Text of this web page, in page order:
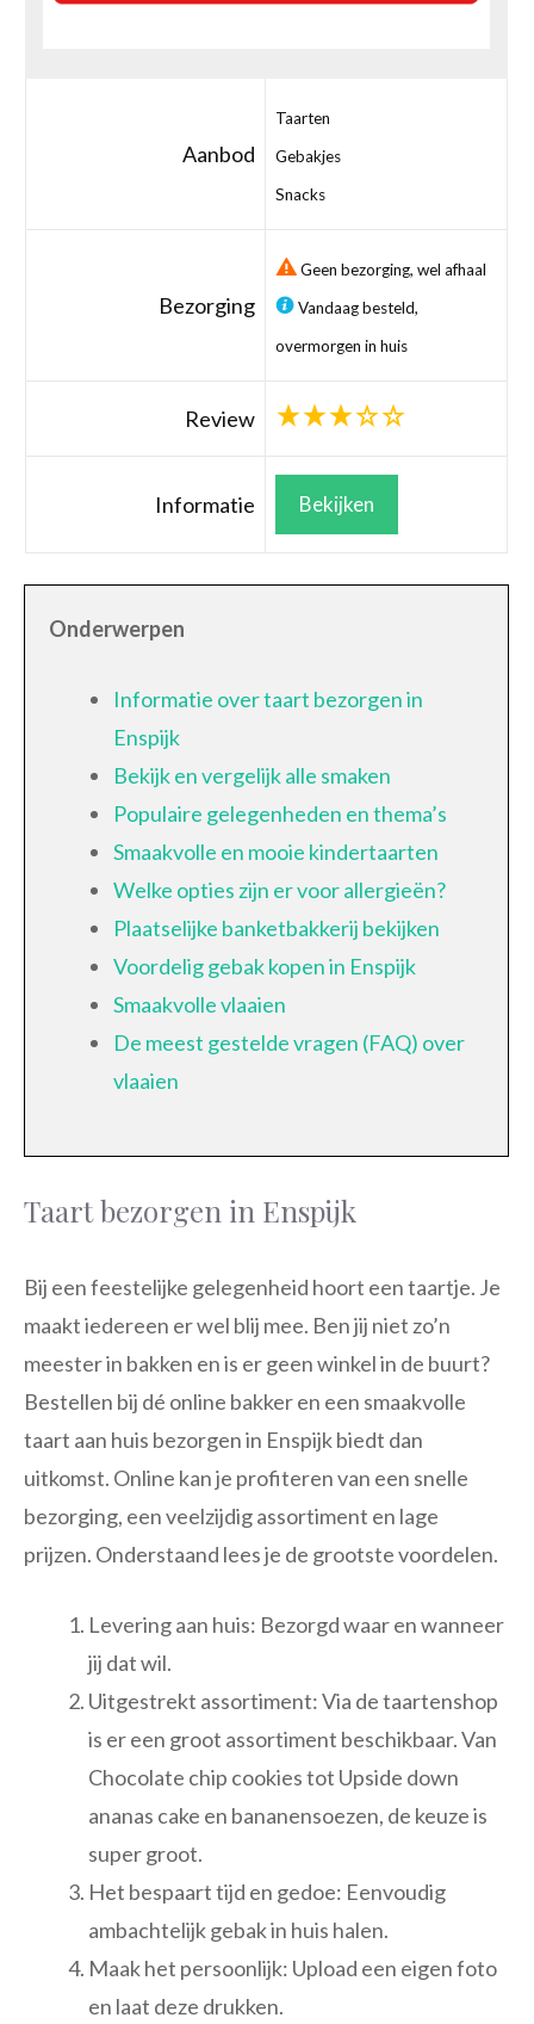
Aanbod
Taarten
Gebakjes
Snacks
Bezorging
Geen bezorging, wel afhaal
Vandaag besteld,
overmorgen in huis
Review
Informatie Bekijken
Onderwerpen
Informatie over taart bezorgen in
Enspijk
Bekijk en vergelijk alle smaken
Populaire gelegenheden en thema’s
Smaakvolle en mooie kindertaarten
Welke opties zijn er voor allergieën?
Plaatselijke banketbakkerij bekijken
Voordelig gebak kopen in Enspijk
Smaakvolle vlaaien
De meest gestelde vragen (FAQ) over
vlaaien
Taart bezorgen in Enspijk
Bij een feestelijke gelegenheid hoort een taartje. Je
maakt iedereen er wel blij mee. Ben jij niet zo’n
meester in bakken en is er geen winkel in de buurt?
Bestellen bij dé online bakker en een smaakvolle
taart aan huis bezorgen in Enspijk biedt dan
uitkomst. Online kan je profiteren van een snelle
bezorging, een veelzijdig assortiment en lage
prijzen. Onderstaand lees je de grootste voordelen.
Levering aan huis: Bezorgd waar en wanneer
jij dat wil.
Uitgestrekt assortiment: Via de taartenshop
is er een groot assortiment beschikbaar. Van
Chocolate chip cookies tot Upside down
ananas cake en bananensoezen, de keuze is
super groot.
Het bespaart tijd en gedoe: Eenvoudig
ambachtelijk gebak in huis halen.
Maak het persoonlijk: Upload een eigen foto
en laat deze drukken.